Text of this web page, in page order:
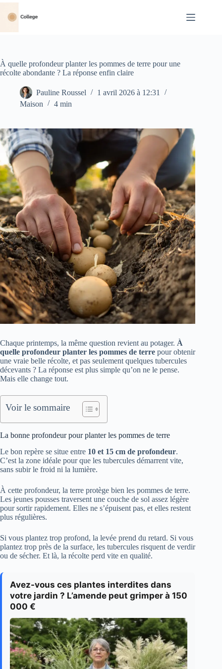
Passer
contenu
À quelle profondeur planter les pommes de terre pour une
récolte abondante ? La réponse enfin claire
Pauline Roussel
1 avril 2026 à 12:31
Maison
4 min
Chaque printemps, la même question revient au potager. À
quelle profondeur planter les pommes de terre pour obtenir
une vraie belle récolte, et pas seulement quelques tubercules
décevants ? La réponse est plus simple qu’on ne le pense.
Mais elle change tout.
Voir le sommaire
La bonne profondeur pour planter les pommes de terre
Le bon repère se situe entre 10 et 15 cm de profondeur.
C’est la zone idéale pour que les tubercules démarrent vite,
sans subir le froid ni la lumière.
À cette profondeur, la terre protège bien les pommes de terre.
Les jeunes pousses traversent une couche de sol assez légère
pour sortir rapidement. Elles ne s’épuisent pas, et elles restent
plus régulières.
Si vous plantez trop profond, la levée prend du retard. Si vous
plantez trop près de la surface, les tubercules risquent de verdir
ou de sécher. Et là, la récolte perd vite en qualité.
Avez-vous ces plantes interdites dans
votre jardin ? L’amende peut grimper à 150
000 €